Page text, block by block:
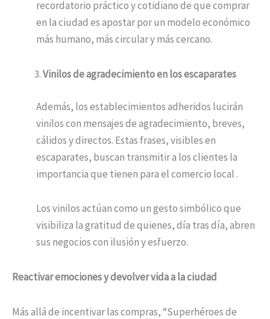
recordatorio práctico y cotidiano de que comprar
en la ciudad es apostar por un modelo económico
más humano, más circular y más cercano.
Vinilos de agradecimiento en los escaparates
Además, los establecimientos adheridos lucirán
vinilos con mensajes de agradecimiento, breves,
cálidos y directos. Estas frases, visibles en
escaparates, buscan transmitir a los clientes la
importancia que tienen para el comercio local .
Los vinilos actúan como un gesto simbólico que
visibiliza la gratitud de quienes, día tras día, abren
sus negocios con ilusión y esfuerzo.
Reactivar emociones y devolver vida a la ciudad
Más allá de incentivar las compras, “Superhéroes de